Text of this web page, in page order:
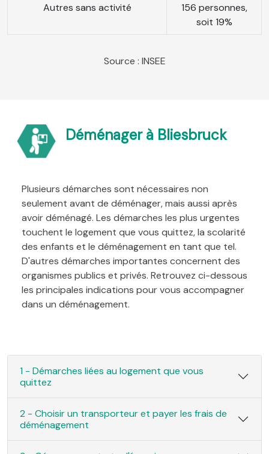
Autres sans activité
156 personnes,
soit 19%
Source : INSEE
Déménager à Bliesbruck
Plusieurs démarches sont nécessaires non
seulement avant de déménager, mais aussi après
avoir déménagé. Les démarches les plus urgentes
touchent le logement que vous quittez, la scolarité
des enfants et le déménagement en tant que tel.
D'autres démarches importantes concernent des
organismes publics et privés. Retrouvez ci-dessous
les principales indications pour vous accompagner
dans un déménagement.
1 - Démarches liées au logement que vous
quittez
2 - Choisir un transporteur et payer les frais de
déménagement